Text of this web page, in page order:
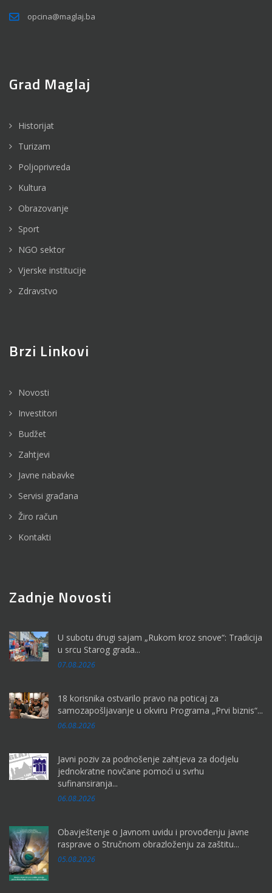
opcina@maglaj.ba
Grad Maglaj
Historijat
Turizam
Poljoprivreda
Kultura
Obrazovanje
Sport
NGO sektor
Vjerske institucije
Zdravstvo
Brzi Linkovi
Novosti
Investitori
Budžet
Zahtjevi
Javne nabavke
Servisi građana
Žiro račun
Kontakti
Zadnje Novosti
U subotu drugi sajam „Rukom kroz snove“: Tradicija
u srcu Starog grada...
07.08.2026
18 korisnika ostvarilo pravo na poticaj za
samozapošljavanje u okviru Programa „Prvi biznis“...
06.08.2026
Javni poziv za podnošenje zahtjeva za dodjelu
jednokratne novčane pomoći u svrhu
sufinansiranja...
06.08.2026
Obavještenje o Javnom uvidu i provođenju javne
rasprave o Stručnom obrazloženju za zaštitu...
05.08.2026